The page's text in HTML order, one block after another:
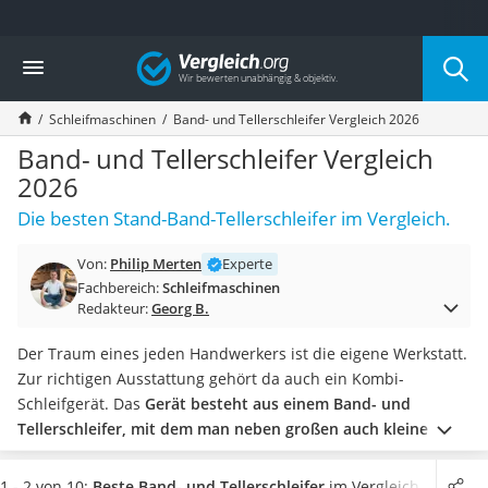
Die beliebtesten Vergleiche nach Kategorie
Baumarkt
Tresor feuerfest
Makita-Akku-Rasenmäher
Kappsäge
Smartes Türschloss
Akku-Rasentrimmer
Feuchtigkeitsmessgerät
Split-Klimaanlage 2 Innengeräte
Pelletofen
Bohrmaschine
Fliesenschneider
Hochdruckreiniger
Doppelschleifer
Überwachungskamera
Benzinrasenmäher mit Elektrostart
Vergleich
Schleifmaschinen Band- und Tellerschleifer Vergleich 2026
Band- und Tellerschleifer Vergleich
2026
Die besten Stand-Band-Tellerschleifer im Vergleich.
Von: Philip Merten
Experte
Fachbereich:Schleifmaschinen
Redakteur:Georg B.
Der Traum eines jeden Handwerkers ist die eigene Werkstatt.
Zur richtigen Ausstattung gehört da auch ein Kombi-
Schleifgerät. Das Gerät besteht aus einem Band- und
Tellerschleifer, mit dem man neben großen auch kleine und
fragile Werkstückebearbeiten kann. Ein Band- und
Tellerschleifer sollte über einenleistungsstarken Motor von